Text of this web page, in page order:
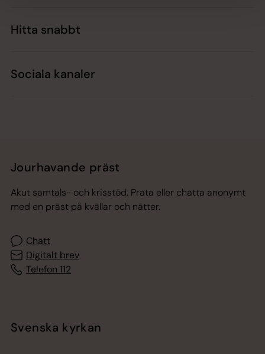
Hitta snabbt
Sociala kanaler
Jourhavande präst
Akut samtals- och krisstöd. Prata eller chatta anonymt
med en präst på kvällar och nätter.
Chatt
Digitalt brev
Telefon 112
Svenska kyrkan